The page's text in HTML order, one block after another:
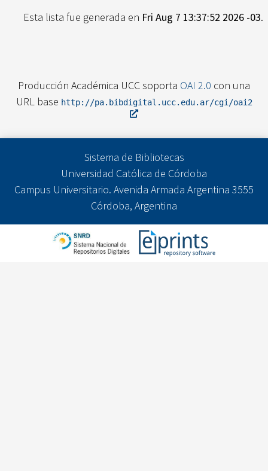
Esta lista fue generada en Fri Aug 7 13:37:52 2026 -03.
Producción Académica UCC soporta OAI 2.0 con una
URL base http://pa.bibdigital.ucc.edu.ar/cgi/oai2
Sistema de Bibliotecas
Universidad Católica de Córdoba
Campus Universitario. Avenida Armada Argentina 3555
Córdoba, Argentina